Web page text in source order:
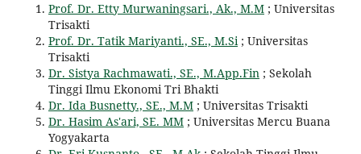
Prof. Dr. Etty Murwaningsari., Ak., M.M; Universitas
Trisakti
Prof. Dr. Tatik Mariyanti., SE., M.Si; Universitas
Trisakti
Dr. Sistya Rachmawati., SE., M.App.Fin; Sekolah
Tinggi Ilmu Ekonomi Tri Bhakti
Dr. Ida Busnetty., SE., M.M; Universitas Trisakti
Dr. Hasim As'ari, SE. MM; Universitas Mercu Buana
Yogyakarta